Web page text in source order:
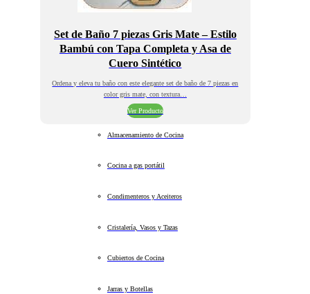
Set de Baño 7 piezas Gris Mate – Estilo
Bambú con Tapa Completa y Asa de
Cuero Sintético
Ordena y eleva tu baño con este elegante set de baño de 7 piezas en
color gris mate, con textura…
Ver Producto
Almacenamiento de Cocina
Cocina a gas portátil
Condimenteros y Aceiteros
Cristalería, Vasos y Tazas
Cubiertos de Cocina
Jarras y Botellas